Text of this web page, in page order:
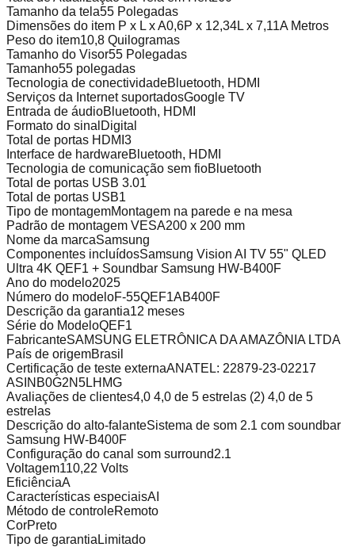
Tamanho da tela55 Polegadas
Dimensões do item P x L x A0,6P x 12,34L x 7,11A Metros
Peso do item10,8 Quilogramas
Tamanho do Visor55 Polegadas
Tamanho55 polegadas
Tecnologia de conectividadeBluetooth, HDMI
Serviços da Internet suportadosGoogle TV
Entrada de áudioBluetooth, HDMI
Formato do sinal Digital
Total de portas HDMI 3
Interface de hardwareBluetooth, HDMI
Tecnologia de comunicação sem fioBluetooth
Total de portas USB 3.01
Total de portas USB1
Tipo de montagemMontagem na parede e na mesa
Padrão de montagem VESA200 x 200 mm
Nome da marcaSamsung
Componentes incluídosSamsung Vision AI TV 55" QLED
Ultra 4K QEF1 + Soundbar Samsung HW-B400F
Ano do modelo2025
Número do modeloF-55QEF1AB400F
Descrição da garantia12 meses
Série do ModeloQEF1
FabricanteSAMSUNG ELETRÔNICA DA AMAZÔNIA LTDA
País de origemBrasil
Certificação de teste externaANATEL: 22879-23-02217
ASIN B0G2N5LHMG
Avaliações de clientes4,0 4,0 de 5 estrelas (2) 4,0 de 5
estrelas
Descrição do alto-falanteSistema de som 2.1 com soundbar
Samsung HW-B400F
Configuração do canal som surround2.1
Voltagem110,22 Volts
EficiênciaA
Características especiaisAI
Método de controleRemoto
CorPreto
Tipo de garantia Limitado